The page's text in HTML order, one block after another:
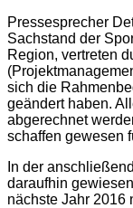
Pressesprecher
Sachstand der
Region, vertreten
sich die
geändert haben.
abgerechnet
schaffen gewesen
In der
daraufhin
nächste Jahr 2016